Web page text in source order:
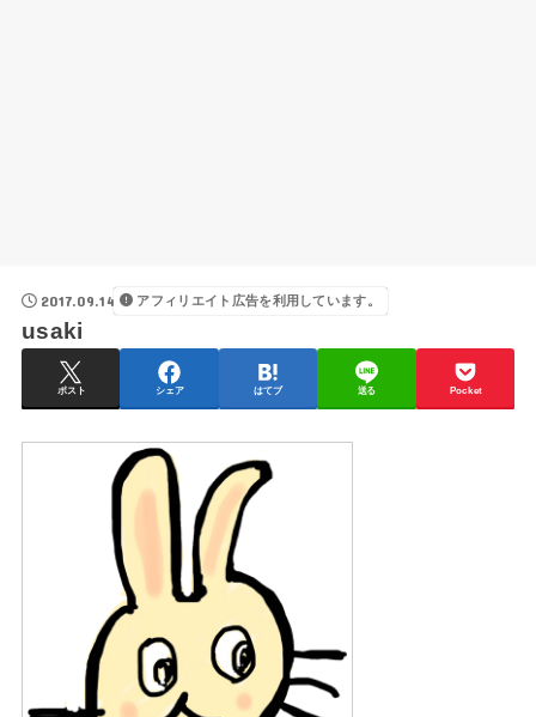
2017.09.14 アフィリエイト広告を利用しています。
usaki
ポスト シェア はてブ 送る Pocket